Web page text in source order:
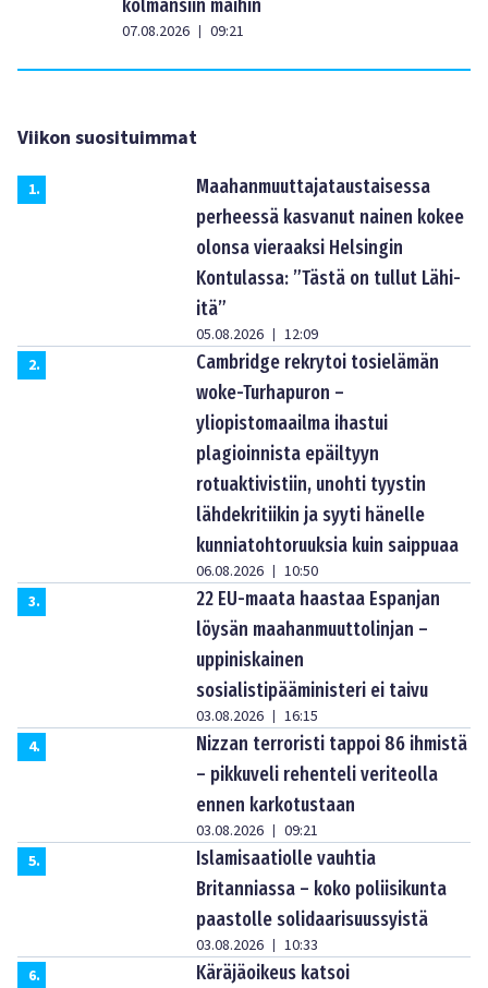
kolmansiin maihin
07.08.2026 | 09:21
Viikon suosituimmat
1.
Maahanmuuttajataustaisessa
perheessä kasvanut nainen kokee
olonsa vieraaksi Helsingin
Kontulassa: ”Tästä on tullut Lähi-
itä”
05.08.2026 | 12:09
2.
Cambridge rekrytoi tosielämän
woke-Turhapuron –
yliopistomaailma ihastui
plagioinnista epäiltyyn
rotuaktivistiin, unohti tyystin
lähdekritiikin ja syyti hänelle
kunniatohtoruuksia kuin saippuaa
06.08.2026 | 10:50
3.
22 EU-maata haastaa Espanjan
löysän maahanmuuttolinjan –
uppiniskainen
sosialistipääministeri ei taivu
03.08.2026 | 16:15
4.
Nizzan terroristi tappoi 86 ihmistä
– pikkuveli rehenteli veriteolla
ennen karkotustaan
03.08.2026 | 09:21
5.
Islamisaatiolle vauhtia
Britanniassa – koko poliisikunta
paastolle solidaarisuussyistä
03.08.2026 | 10:33
6.
Käräjäoikeus katsoi